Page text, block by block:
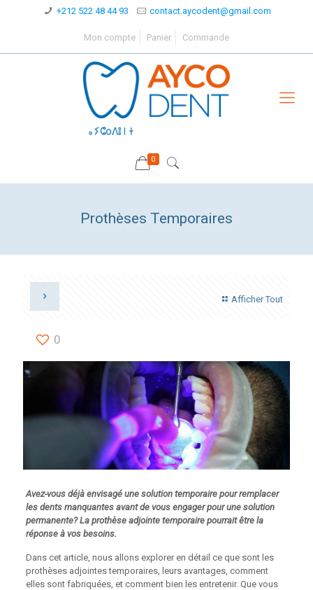
+212 522 48 44 93 contact.aycodent@gmail.com
Mon compte Panier Commande
0
Prothèses Temporaires
Afficher Tout
0
Avez-vous déjà envisagé une solution temporaire pour remplacer
les dents manquantes avant de vous engager pour une solution
permanente? La prothèse adjointe temporaire pourrait être la
réponse à vos besoins.
Dans cet article, nous allons explorer en détail ce que sont les
prothèses adjointes temporaires, leurs avantages, comment
elles sont fabriquées, et comment bien les entretenir. Que vous